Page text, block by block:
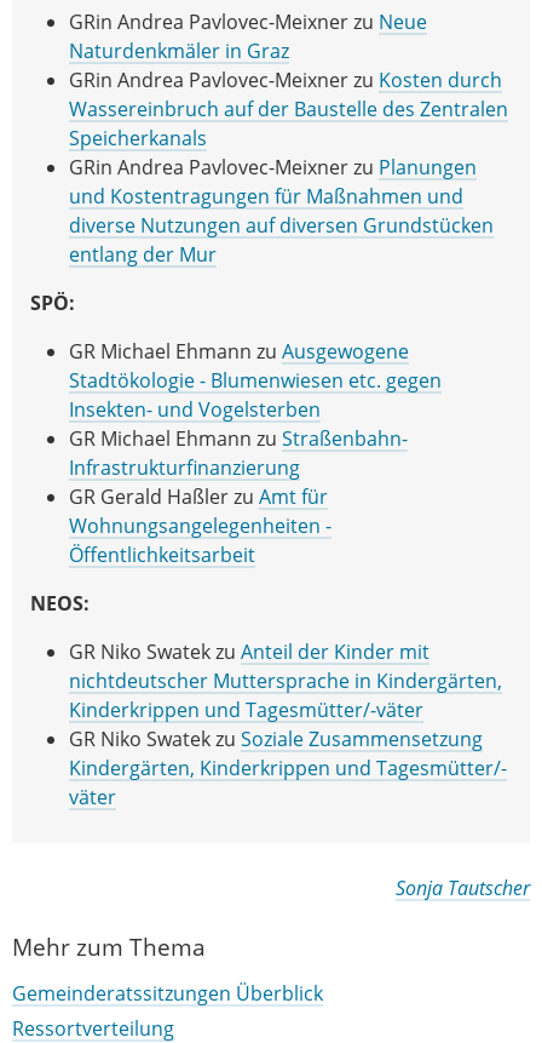
GRin Andrea Pavlovec-Meixner zu Neue
Naturdenkmäler in Graz
GRin Andrea Pavlovec-Meixner zu Kosten durch
Wassereinbruch auf der Baustelle des Zentralen
Speicherkanals
GRin Andrea Pavlovec-Meixner zu Planungen
und Kostentragungen für Maßnahmen und
diverse Nutzungen auf diversen Grundstücken
entlang der Mur
SPÖ:
GR Michael Ehmann zu Ausgewogene
Stadtökologie - Blumenwiesen etc. gegen
Insekten- und Vogelsterben
GR Michael Ehmann zu Straßenbahn-
Infrastrukturfinanzierung
GR Gerald Haßler zu Amt für
Wohnungsangelegenheiten -
Öffentlichkeitsarbeit
NEOS:
GR Niko Swatek zu Anteil der Kinder mit
nichtdeutscher Muttersprache in Kindergärten,
Kinderkrippen und Tagesmütter/-väter
GR Niko Swatek zu Soziale Zusammensetzung
Kindergärten, Kinderkrippen und Tagesmütter/-
väter
Sonja Tautscher
Mehr zum Thema
Gemeinderatssitzungen Überblick
Ressortverteilung